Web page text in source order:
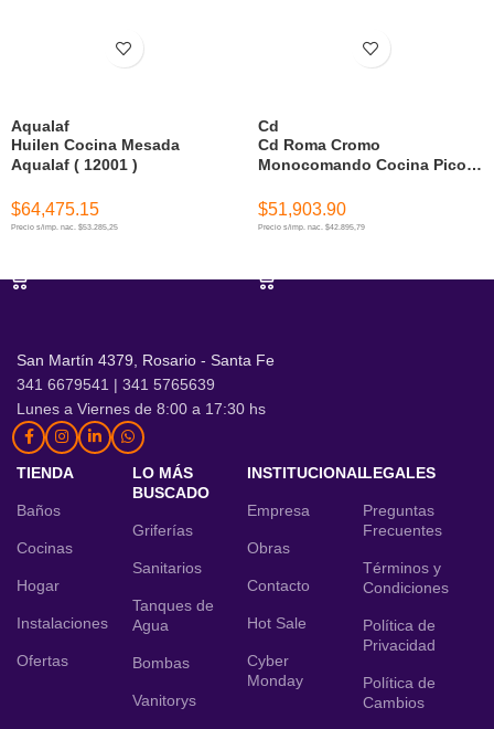
Huilen Cocina Mesada
Aqualaf ( 12001 )
Aqualaf
$64,475.15
Precio s/imp. nac. $53.285,25
Cd Roma Cromo
Monocomando Cocina Pico
Cd
$51,903.90
Precio s/imp. nac. $42.895,79
San Martín 4379, Rosario - Santa Fe
341 6679541 | 341 5765639
Lunes a Viernes de 8:00 a 17:30 hs
TIENDA
Baños
Cocinas
Hogar
Instalaciones
Ofertas
LO MÁS
BUSCADO
Griferías
Sanitarios
Tanques de
Agua
Bombas
Vanitorys
INSTITUCIONAL
Empresa
Obras
Contacto
Hot Sale
Cyber
Monday
LEGALES
Preguntas
Frecuentes
Términos y
Condiciones
Política de
Privacidad
Política de
Cambios